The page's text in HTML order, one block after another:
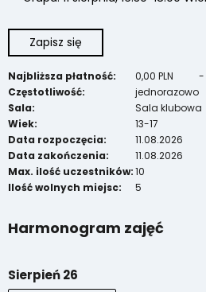
Zapisz się
Najbliższa płatność: 0,00 PLN -
Częstotliwość:
jednorazowo
Sala:
Sala klubowa
Wiek:
13-17
Data rozpoczęcia:
11.08.2026
Data zakończenia:
11.08.2026
Max. ilość uczestników:10
Ilość wolnych miejsc:
5
Harmonogram zajęć
Sierpień 26